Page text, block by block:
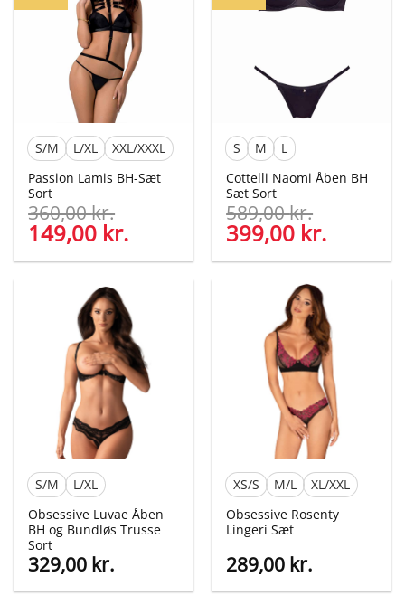
S/M L/XL
XXL/XXXL
Passion Lamis BH-Sæt
Sort
360,00kr.
Den
oprindelige
pris
360,00 kr..
149,00 kr.
pris
149,00 kr..
S M
L
Cottelli Naomi Åben BH
Sæt Sort
589,00kr.
Den
oprindelige
pris
589,00 kr..
399,00 kr.
pris
399,00
S/M
L/XL
Obsessive Luvae Åben
BH og Bundløs Trusse
Sort
329,00 kr.
XS/S M/L
XL/XXL
Obsessive Rosenty
Lingeri Sæt
289,00 kr.